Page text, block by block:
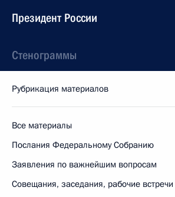
Президент России
Стенограммы
Рубрикация материалов
Все материалы
Послания Федеральному Собранию
Заявления по важнейшим вопросам
Совещания, заседания, рабочие встречи